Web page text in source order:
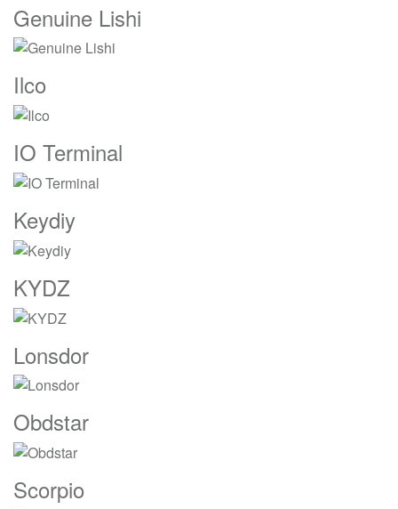
Genuine Lishi
Ilco
IO Terminal
Keydiy
KYDZ
Lonsdor
Obdstar
Scorpio